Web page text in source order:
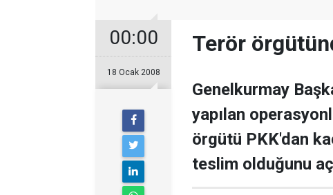
00:00
18 Ocak 2008
Terör
Genelkurmay
yapılan
örgütü PKK'dan
teslim olduğunu